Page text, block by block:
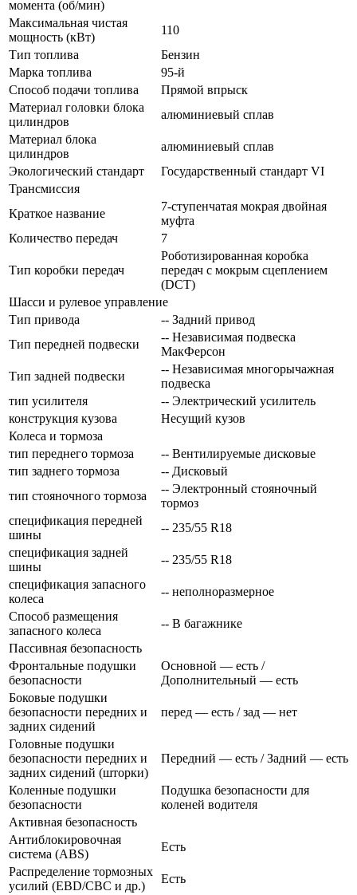
момента (об/мин)
Максимальная чистая
мощность (кВт)
110
Тип топлива
Бензин
Марка топлива
95-й
Способ подачи топлива
Прямой впрыск
Материал головки блока
цилиндров
алюминиевый сплав
Материал блока
цилиндров
алюминиевый сплав
Экологический стандарт
Государственный стандарт VI
Трансмиссия
Краткое название
7-ступенчатая мокрая двойная
муфта
Количество передач
7
Тип коробки передач
Роботизированная коробка
передач с мокрым сцеплением
(DCT)
Шасси и рулевое управление
Тип привода
-- Задний привод
Тип передней подвески
-- Независимая подвеска
МакФерсон
Тип задней подвески
-- Независимая многорычажная
подвеска
тип усилителя
-- Электрический усилитель
конструкция кузова
Несущий кузов
Колеса и тормоза
тип переднего тормоза
-- Вентилируемые дисковые
тип заднего тормоза
-- Дисковый
тип стояночного тормоза
-- Электронный стояночный
тормоз
спецификация передней
шины
-- 235/55 R18
спецификация задней
шины
-- 235/55 R18
спецификация запасного
колеса
-- неполноразмерное
Способ размещения
запасного колеса
-- В багажнике
Пассивная безопасность
Фронтальные подушки
безопасности
Основной — есть /
Дополнительный — есть
Боковые подушки
безопасности передних и
задних сидений
перед — есть / зад — нет
Головные подушки
безопасности передних и
задних сидений (шторки)
Передний — есть / Задний — есть
Коленные подушки
безопасности
Подушка безопасности для
коленей водителя
Активная безопасность
Антиблокировочная
система (ABS)
Есть
Распределение тормозных
усилий (EBD/CBC и др.)
Есть